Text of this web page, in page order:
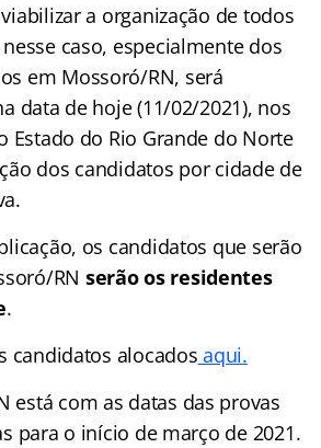
a organização de todos
caso, especialmente dos
em Mossoró/RN, será
data de hoje (11/02/2021), nos
Estado do Rio Grande do Norte
dos candidatos por cidade de
os candidatos que serão
RN serão os residentes
.
candidatos alocados aqui.
está com as datas das provas
para o início de março de 2021.